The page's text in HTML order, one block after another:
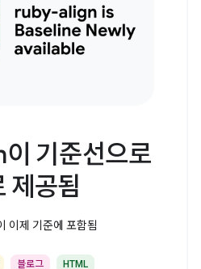
기준선으로
제공됨
이제 기준에 포함됨
블로그 HTML